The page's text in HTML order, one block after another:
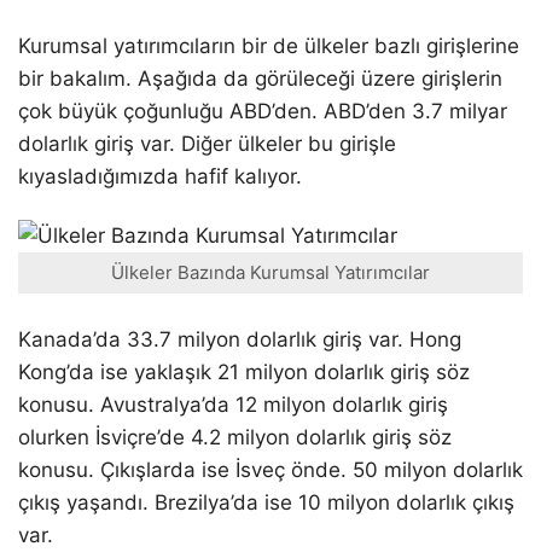
Kurumsal yatırımcıların bir de ülkeler bazlı girişlerine
bir bakalım. Aşağıda da görüleceği üzere girişlerin
çok büyük çoğunluğu ABD’den. ABD’den 3.7 milyar
dolarlık giriş var. Diğer ülkeler bu girişle
kıyasladığımızda hafif kalıyor.
Ülkeler Bazında Kurumsal Yatırımcılar
Kanada’da 33.7 milyon dolarlık giriş var. Hong
Kong’da ise yaklaşık 21 milyon dolarlık giriş söz
konusu. Avustralya’da 12 milyon dolarlık giriş
olurken İsviçre’de 4.2 milyon dolarlık giriş söz
konusu. Çıkışlarda ise İsveç önde. 50 milyon dolarlık
çıkış yaşandı. Brezilya’da ise 10 milyon dolarlık çıkış
var.